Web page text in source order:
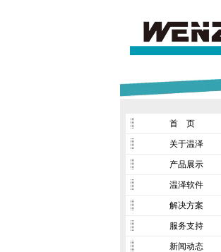
首 页
关于温泽
产品展示
温泽软件
解决方案
服务支持
新闻动态